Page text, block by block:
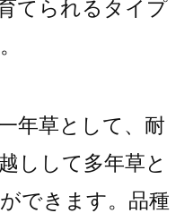
てられるタイプ
年草として、耐
しして多年草と
できます。品種